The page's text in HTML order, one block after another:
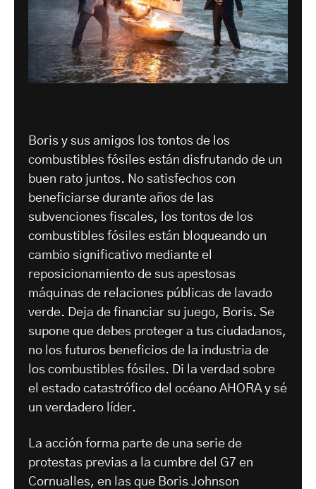
Boris y sus amigos los tontos de los
combustibles fósiles están disfrutando de un
buen rato juntos. No satisfechos con
beneficiarse durante años de las
subvenciones fiscales, los tontos de los
combustibles fósiles están bloqueando un
cambio significativo mediante el
reposicionamiento de sus apestosas
máquinas de relaciones públicas de lavado
verde. Deja de financiar su juego, Boris. Se
supone que debes proteger a tus ciudadanos,
no los futuros beneficios de la industria de
los combustibles fósiles. Di la verdad sobre
el estado catastrófico del océano AHORA y sé
un verdadero líder.
La acción forma parte de una serie de
protestas previas a la cumbre del G7 en
Cornualles, en las que Boris Johnson